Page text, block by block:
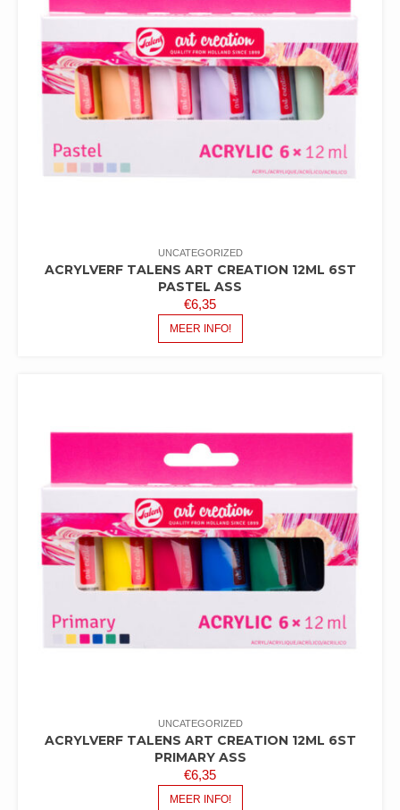
UNCATEGORIZED
ACRYLVERF TALENS ART CREATION 12ML 6ST
PASTEL ASS
€6,35
MEER INFO!
UNCATEGORIZED
ACRYLVERF TALENS ART CREATION 12ML 6ST
PRIMARY ASS
€6,35
MEER INFO!